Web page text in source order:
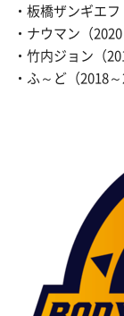
・板橋ザンギエ
・ナウマン（
・竹内ジョン（
・ふ～ど（2018